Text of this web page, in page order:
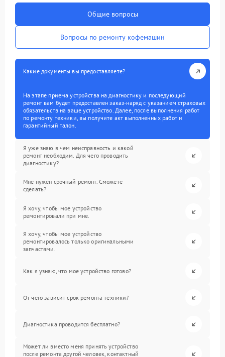
Общие вопросы
Вопросы по ремонту кофемашин
Какие документы вы предоставляете?
На этапе приема устройства на диагностику и последующий
ремонт вам будет предоставлен заказ-наряд с указанием страховых
обязательств на ваше устройство. Далее, после выполнения работ
по ремонту техники, вы получите акт выполненных работ и
гарантийный талон.
Я уже знаю в чем неисправность и какой
ремонт необходим. Для чего проводить
диагностику?
Мне нужен срочный ремонт. Сможете
сделать?
Я хочу, чтобы мое устройство
ремонтировали при мне.
Я хочу, чтобы мое устройство
ремонтировалось только оригинальными
запчастями.
Как я узнаю, что мое устройство готово?
От чего зависит срок ремонта техники?
Диагностика проводится бесплатно?
Может ли вместо меня принять устройство
после ремонта другой человек, контактный